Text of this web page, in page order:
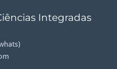
Integradas